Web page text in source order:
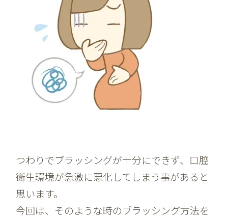
つわりでブラッシングが十分にできず、口腔
衛生環境が急激に悪化してしまう事があると
思います。
今回は、そのような時のブラッシング方法を